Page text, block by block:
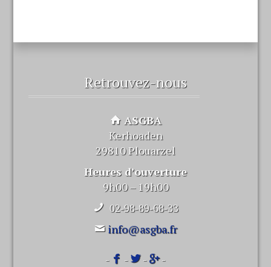
Retrouvez-nous
ASGBA
Kerhoaden
29810 Plouarzel
Heures d’ouverture
9h00 – 19h00
02-98-89-68-33
info@asgba.fr
- - - -